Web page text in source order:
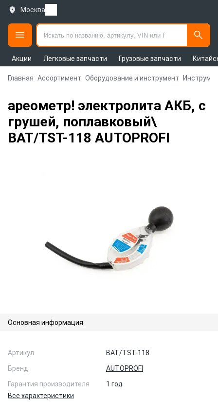
Москва
Акции Легковые запчасти Грузовые запчасти
Главная Ассортимент Оборудование и инструмент
ареометр! электролита АКБ, с
грушей, поплавковый\
BAT/TST-118 AUTOPROFI
Основная информация
Артикул
BAT/TST-118
Бренд
AUTOPROFI
Гарантия производителя
1 год
Все характеристики